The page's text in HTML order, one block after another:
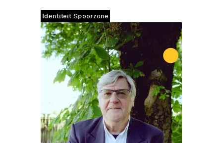
Identiteit Spoorzone